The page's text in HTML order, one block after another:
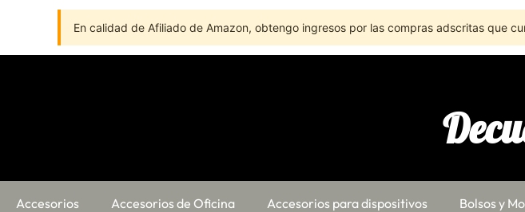
En calidad de Afiliado de Amazon, obtengo ingresos por las compras adscritas que
Accesorios Accesorios de Oficina Accesorios para dispositivos Bolsos y